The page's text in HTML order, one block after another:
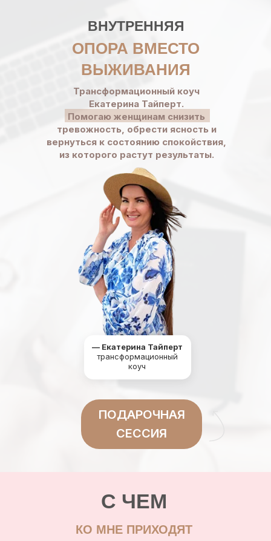
— Екатерина Тайперт
трансформационный
коуч
ВНУТРЕННЯЯ
Трансформационный коуч
Екатерина Тайперт.
Помогаю женщинам снизить
тревожность, обрести ясность и
вернуться к состоянию спокойствия,
из которого растут результаты.
ОПОРА ВМЕСТО
ВЫЖИВАНИЯ
ПОДАРОЧНАЯ
СЕССИЯ
КО МНЕ ПРИХОДЯТ
С ЧЕМ